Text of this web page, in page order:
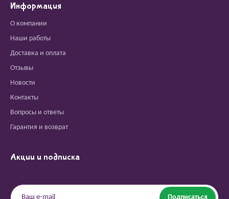
Информация
О компании
Наши работы
Доставка и оплата
Отзывы
Новости
Контакты
Вопросы и ответы
Гарантия и возврат
Акции и подписка
Подписаться